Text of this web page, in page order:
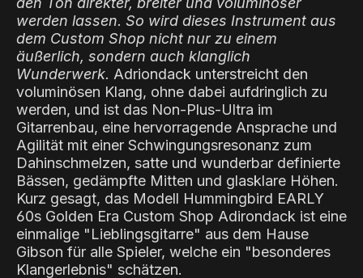
werden lassen. So wird dieses Instrument aus
dem Custom Shop nicht nur zu einem
äußerlich, sondern auch klanglich
Wunderwerk. Adriondack unterstreicht den
voluminösen Klang, ohne dabei aufdringlich zu
werden, und ist das Non-Plus-Ultra im
Gitarrenbau, eine hervorragende Ansprache und
Agilität mit einer Schwingungsresonanz zum
Dahinschmelzen, satte und wunderbar definierte
Bässen, gedämpfte Mitten und glasklare Höhen.
Kurz gesagt, das Modell Hummingbird EARLY
60s Golden Era Custom Shop Adirondack ist eine
einmalige "Lieblingsgitarre" aus dem Hause
Gibson für alle Spieler, welche ein "besonderes
Klangerlebnis" schätzen.